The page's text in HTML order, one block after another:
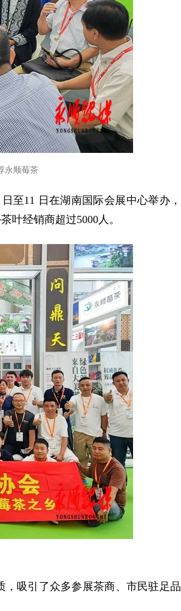
永顺莓茶
至11 日在湖南国际会展中心举办，
叶经销商超过5000人。
吸引了众多参展茶商、市民驻足品